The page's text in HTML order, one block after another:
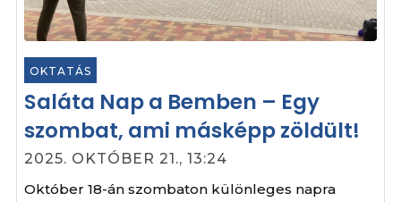
OKTATÁS
Saláta Nap a Bemben – Egy
szombat, ami másképp zöldült!
2025. OKTÓBER 21., 13:24
Október 18-án szombaton különleges napra